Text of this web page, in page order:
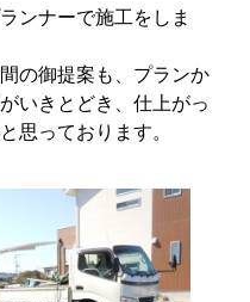
ンナーで施工をしま
の御提案も、プランか
いきとどき、仕上がっ
思っております。